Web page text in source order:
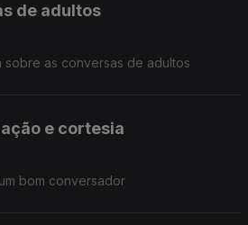
de adultos
sobre as conversas de adultos
e cortesia
bom conversador